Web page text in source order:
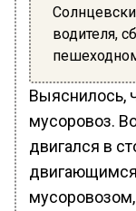
водителя,
Выяснилось,
мусоровоз.
двигался в